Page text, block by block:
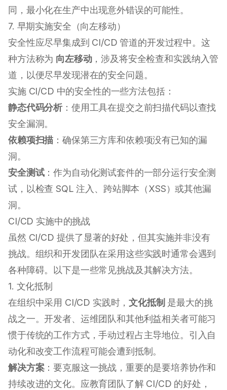
同，最小化在生产中出现意外错误的可能性。
7. 早期实施安全（向左移动）
安全性应尽早集成到 CI/CD 管道的开发过程中。这
种方法称为 向左移动，涉及将安全检查和实践纳入管
道，以便尽早发现潜在的安全问题。
实施 CI/CD 中的安全性的一些方法包括：
静态代码分析：使用工具在提交之前扫描代码以查找
安全漏洞。
依赖项扫描 ：确保第三方库和依赖项没有已知的漏
洞。
安全测试：作为自动化测试套件的一部分运行安全测
试，以检查 SQL 注入、跨站脚本（XSS）或其他漏
洞。
CI/CD 实施中的挑战
虽然 CI/CD 提供了显著的好处，但其实施并非没有
挑战。组织和开发团队在采用这些实践时通常会遇到
各种障碍。以下是一些常见挑战及其解决方法。
1. 文化抵制
在组织中采用 CI/CD 实践时，文化抵制 是最大的挑
战之一。开发者、运维团队和其他利益相关者可能习
惯于传统的工作方式，手动过程占主导地位。引入自
动化和改变工作流程可能会遭到抵制。
解决方案：要克服这一挑战，重要的是要培养协作和
持续改进的文化。应教育团队了解 CI/CD 的好处，